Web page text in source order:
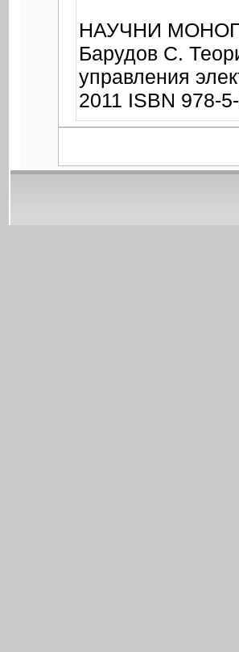
НАУЧНИ
Барудов С.
управления
2011 ISBN 978-